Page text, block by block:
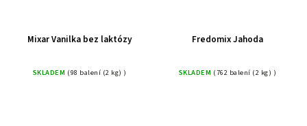
Mixar Vanilka bez laktózy
SKLADEM (98 balení (2 kg) )
Fredomix Jahoda
SKLADEM (762 balení (2 kg) )